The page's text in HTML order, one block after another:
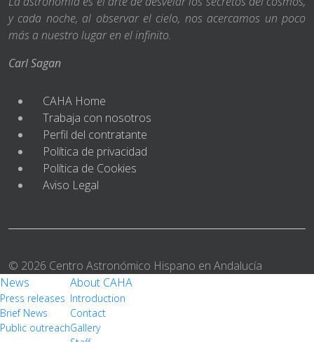
y cada noche, al observar el cielo, nos acercamos un poco
más a nuestro lugar en el infinito.
Carl Sagan
CAHA Home
Trabaja con nosotros
Perfil del contratante
Política de privacidad
Política de Cookies
Aviso Legal
© 2026 Centro Astronómico Hispano en Andalucía
News
Press releases
Brief News
Public outreach
About CAHA
Introduction
Contact
Gallery